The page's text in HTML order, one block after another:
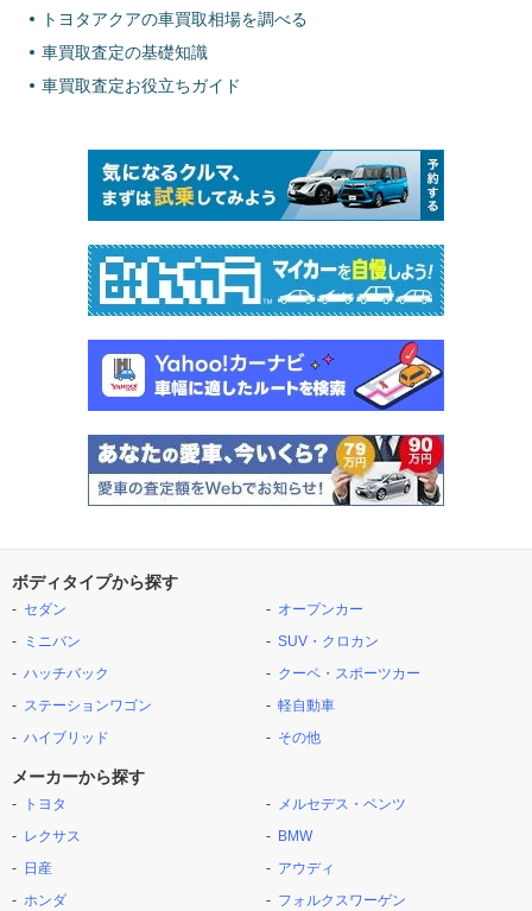
トヨタアクアの車買取相場を調べる
車買取査定の基礎知識
車買取査定お役立ちガイド
ボディタイプから探す
セダン
ミニバン
ハッチバック
ステーションワゴン
ハイブリッド
オープンカー
SUV・クロカン
クーペ・スポーツカー
軽自動車
その他
メーカーから探す
トヨタ
レクサス
日産
ホンダ
メルセデス・ベンツ
BMW
アウディ
フォルクスワーゲン